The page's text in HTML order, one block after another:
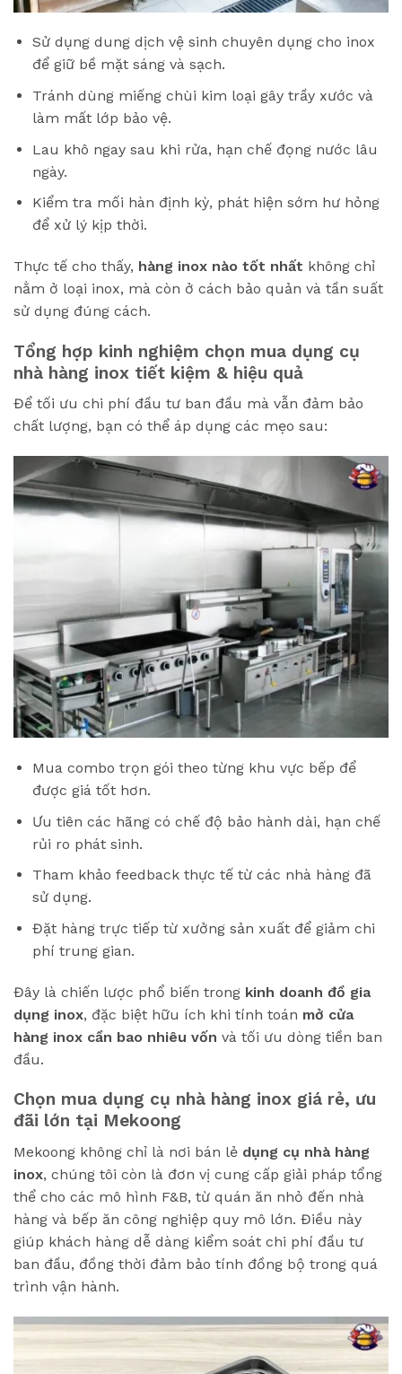
Sử dụng dung dịch vệ sinh chuyên dụng cho inox
để giữ bề mặt sáng và sạch.
Tránh dùng miếng chùi kim loại gây trầy xước và
làm mất lớp bảo vệ.
Lau khô ngay sau khi rửa, hạn chế đọng nước lâu
ngày.
Kiểm tra mối hàn định kỳ, phát hiện sớm hư hỏng
để xử lý kịp thời.
Thực tế cho thấy, hàng inox nào tốt nhất không chỉ
nằm ở loại inox, mà còn ở cách bảo quản và tần suất
sử dụng đúng cách.
Tổng hợp kinh nghiệm chọn mua dụng cụ
nhà hàng inox tiết kiệm & hiệu quả
Để tối ưu chi phí đầu tư ban đầu mà vẫn đảm bảo
chất lượng, bạn có thể áp dụng các mẹo sau:
Mua combo trọn gói theo từng khu vực bếp để
được giá tốt hơn.
Ưu tiên các hãng có chế độ bảo hành dài, hạn chế
rủi ro phát sinh.
Tham khảo feedback thực tế từ các nhà hàng đã
sử dụng.
Đặt hàng trực tiếp từ xưởng sản xuất để giảm chi
phí trung gian.
Đây là chiến lược phổ biến trong kinh doanh đồ gia
dụng inox, đặc biệt hữu ích khi tính toán mở cửa
hàng inox cần bao nhiêu vốn và tối ưu dòng tiền ban
đầu.
Chọn mua dụng cụ nhà hàng inox giá rẻ, ưu
đãi lớn tại Mekoong
Mekoong không chỉ là nơi bán lẻ dụng cụ nhà hàng
inox, chúng tôi còn là đơn vị cung cấp giải pháp tổng
thể cho các mô hình F&B, từ quán ăn nhỏ đến nhà
hàng và bếp ăn công nghiệp quy mô lớn. Điều này
giúp khách hàng dễ dàng kiểm soát chi phí đầu tư
ban đầu, đồng thời đảm bảo tính đồng bộ trong quá
trình vận hành.